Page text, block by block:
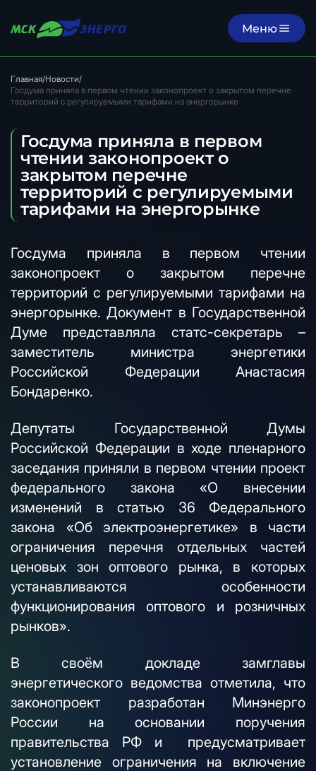
Меню
Главная/Новости/
Госдума приняла в первом чтении законопроект о закрытом перечне
территорий с регулируемыми тарифами на энергорынке
Госдума приняла в первом
чтении законопроект о
закрытом перечне
территорий с регулируемыми
тарифами на энергорынке
Госдума приняла в первом чтении
законопроект о закрытом перечне
территорий с регулируемыми тарифами на
энергорынке. Документ в Государственной
Думе представляла статс-секретарь –
заместитель министра энергетики
Российской Федерации Анастасия
Бондаренко.
Депутаты Государственной Думы
Российской Федерации в ходе пленарного
заседания приняли в первом чтении проект
федерального закона «О внесении
изменений в статью 36 Федерального
закона «Об электроэнергетике» в части
ограничения перечня отдельных частей
ценовых зон оптового рынка, в которых
устанавливаются особенности
функционирования оптового и розничных
рынков».
В своём докладе замглавы
энергетического ведомства отметила, что
законопроект разработан Минэнерго
России на основании поручения
правительства РФ и предусматривает
установление ограничения на включение